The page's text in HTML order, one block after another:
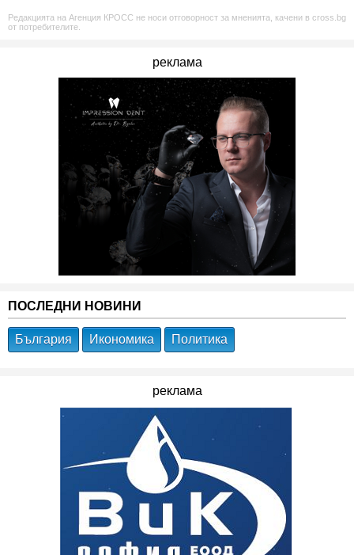
Редакцията на Агенция КРОСС не носи отговорност за мненията, качени в cross.bg
от потребителите.
реклама
ПОСЛЕДНИ НОВИНИ
България Икономика Политика
реклама